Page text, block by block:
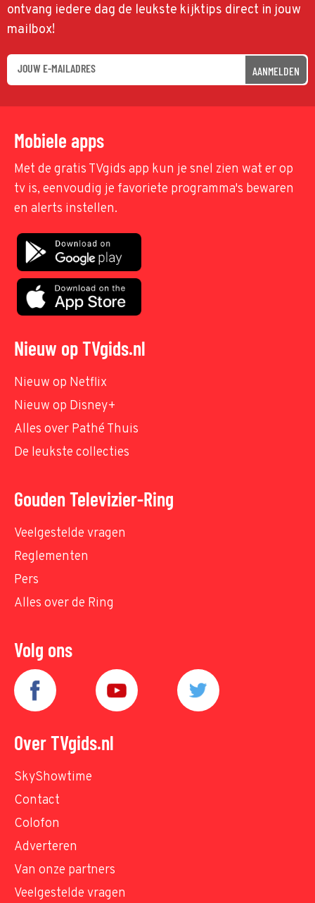
ontvang iedere dag de leukste kijktips direct in jouw
mailbox!
AANMELDEN
Mobiele apps
Met de gratis TVgids app kun je snel zien wat er op
tv is, eenvoudig je favoriete programma's bewaren
en alerts instellen.
Nieuw op TVgids.nl
Nieuw op Netflix
Nieuw op Disney+
Alles over Pathé Thuis
De leukste collecties
Gouden Televizier-Ring
Veelgestelde vragen
Reglementen
Pers
Alles over de Ring
Volg ons
Over TVgids.nl
SkyShowtime
Contact
Colofon
Adverteren
Van onze partners
Veelgestelde vragen